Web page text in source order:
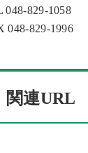
048-829-1058
048-829-1996
関連URL